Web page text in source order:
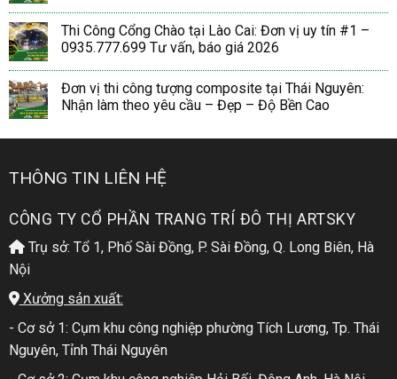
Thi Công Cổng Chào tại Lào Cai: Đơn vị uy tín #1 –
0935.777.699 Tư vấn, báo giá 2026
Đơn vị thi công tượng composite tại Thái Nguyên:
Nhận làm theo yêu cầu – Đẹp – Độ Bền Cao
THÔNG TIN LIÊN HỆ
CÔNG TY CỔ PHẦN TRANG TRÍ ĐÔ THỊ ARTSKY
Trụ sở: Tổ 1, Phố Sài Đồng, P. Sài Đồng, Q. Long Biên, Hà
Nội
Xưởng sản xuất:
- Cơ sở 1: Cụm khu công nghiệp phường Tích Lương, Tp. Thái
Nguyên, Tỉnh Thái Nguyên